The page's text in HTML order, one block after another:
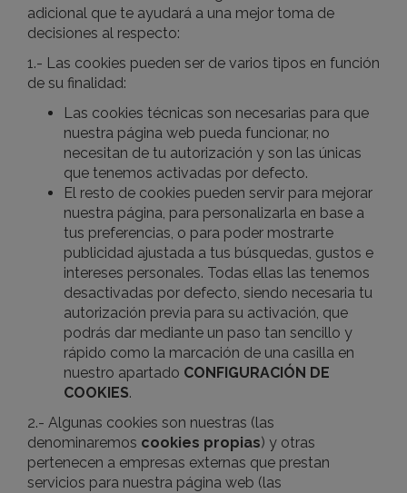
adicional que te ayudará a una mejor toma de
decisiones al respecto:
1.- Las cookies pueden ser de varios tipos en función
de su finalidad:
Las cookies técnicas son necesarias para que
nuestra página web pueda funcionar, no
necesitan de tu autorización y son las únicas
que tenemos activadas por defecto.
El resto de cookies pueden servir para mejorar
nuestra página, para personalizarla en base a
tus preferencias, o para poder mostrarte
publicidad ajustada a tus búsquedas, gustos e
intereses personales. Todas ellas las tenemos
desactivadas por defecto, siendo necesaria tu
autorización previa para su activación, que
podrás dar mediante un paso tan sencillo y
rápido como la marcación de una casilla en
nuestro apartado CONFIGURACIÓN DE
COOKIES.
2.- Algunas cookies son nuestras (las
denominaremos cookies propias) y otras
pertenecen a empresas externas que prestan
servicios para nuestra página web (las